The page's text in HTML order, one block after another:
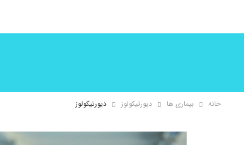
خانه بیماری ها دیورتیکولوز دیورتیکولوز